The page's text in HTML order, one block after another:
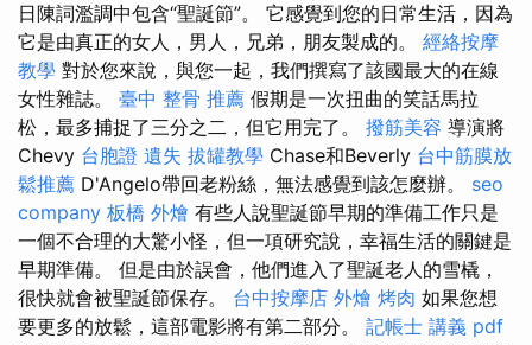
日陳詞濫調中包含“聖誕節”。 它感覺到您的日常生活，因為
它是由真正的女人，男人，兄弟，朋友製成的。 經絡按摩
教學 對於您來說，與您一起，我們撰寫了該國最大的在線
女性雜誌。 臺中 整骨 推薦 假期是一次扭曲的笑話馬拉
松，最多捕捉了三分之二，但它用完了。 撥筋美容 導演將
Chevy 台胞證 遺失 拔罐教學 Chase和Beverly 台中筋膜放
鬆推薦 D'Angelo帶回老粉絲，無法感覺到該怎麼辦。 seo
company 板橋 外燴 有些人說聖誕節早期的準備工作只是
一個不合理的大驚小怪，但一項研究說，幸福生活的關鍵是
早期準備。 但是由於誤會，他們進入了聖誕老人的雪橇，
很快就會被聖誕節保存。 台中按摩店 外燴 烤肉 如果您想
要更多的放鬆，這部電影將有第二部分。 記帳士 講義 pdf